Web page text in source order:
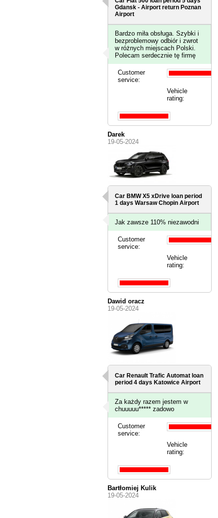
Gdansk - Airport return Poznan
Airport
Bardzo miła obsługa. Szybki i
bezproblemowy odbiór i zwrot
w różnych miejscach Polski.
Polecam serdecznie tę firmę
Customer
service:
Vehicle
rating:
Darek
19-05-2024
Car BMW X5 xDrive loan period
1 daysWarsaw Chopin Airport
Jak zawsze 110% niezawodni
Customer
service:
Vehicle
rating:
Dawid oracz
19-05-2024
Car Renault Trafic Automat loan
period 4 days Katowice Airport
Za każdy razem jestem w
chuuuuu***** zadowo
Customer
service:
Vehicle
rating:
Bartłomiej Kulik
19-05-2024